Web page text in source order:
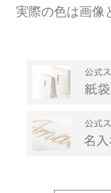
実際の色は画像